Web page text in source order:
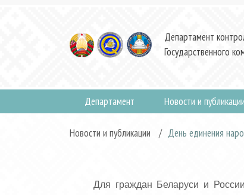
Департамент
Государственного
Департамент Новости и публикации
Новости и публикации / День единения
Для граждан Беларуси и